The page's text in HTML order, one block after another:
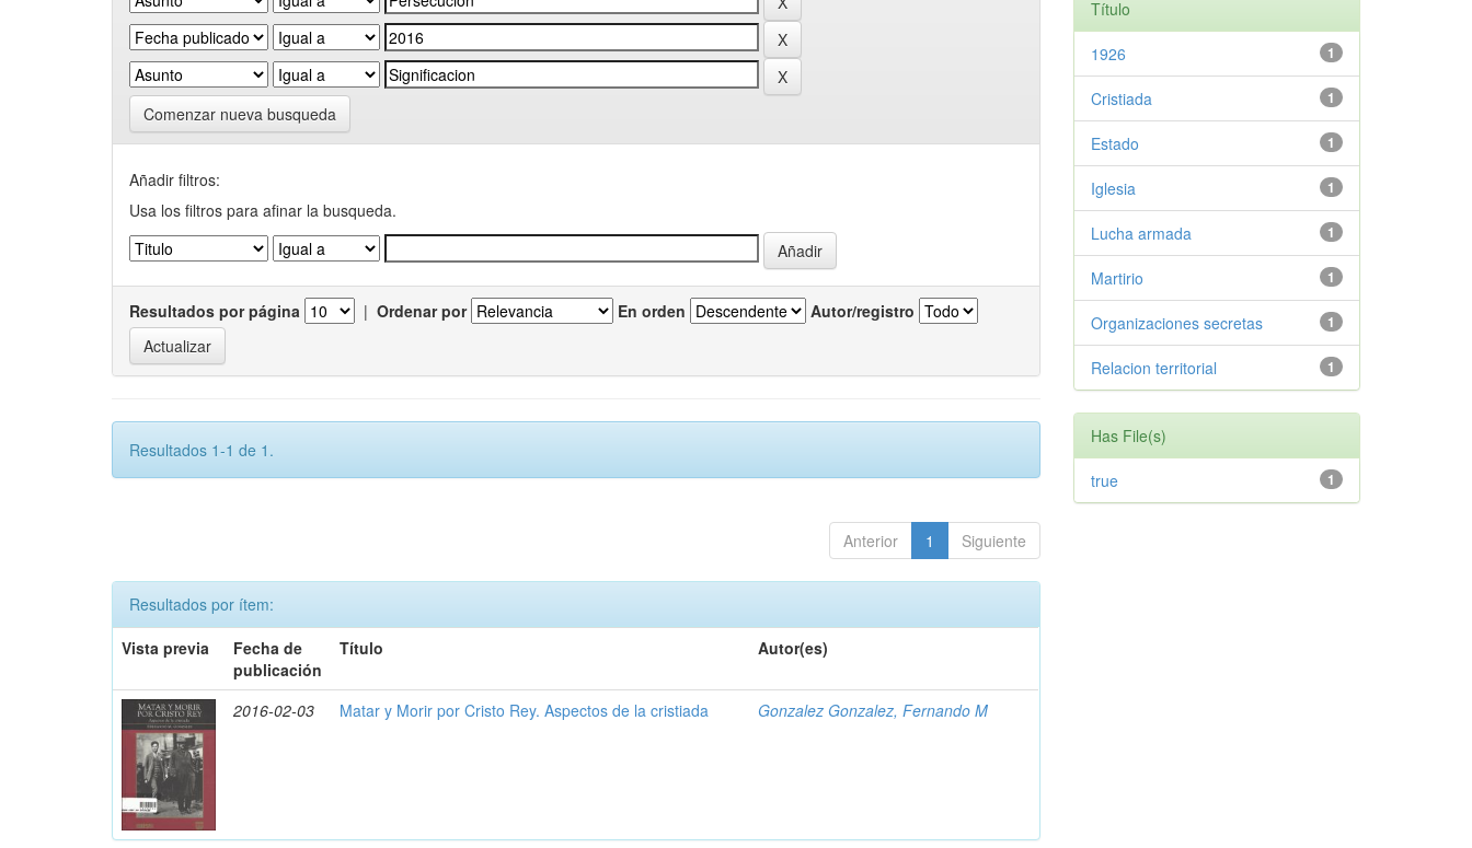
Comenzar nueva busqueda
Añadir filtros:
Usa los filtros para afinar la busqueda.
Resultados por página | Ordenar por En orden Autor/registro
Resultados 1-1 de 1.
Anterior 1 Siguiente
Resultados por ítem:
Vista previa
Fecha de
publicación
Título Autor(es)
2016-02-03 Matar y Morir por Cristo Rey. Aspectos de la cristiada Gonzalez Gonzalez, Fernando M
Título
1
1926
1
Cristiada
1
Estado
1
Iglesia
1
Lucha armada
1
Martirio
1
Organizaciones secretas
1
Relacion territorial
Has File(s)
1
true